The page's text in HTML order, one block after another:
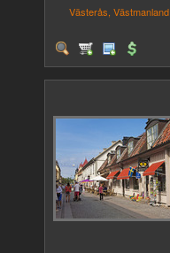
Västerås, Västmanland